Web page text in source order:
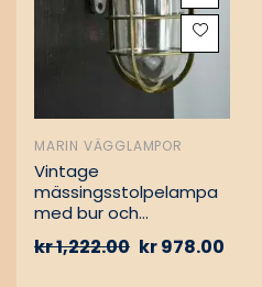
MARIN VÄGGLAMPOR
Vintage
mässingsstolpelampa
med bur och
Nautisk
kr1,222.00 kr978.00